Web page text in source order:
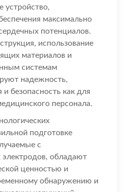
устройство,
максимально
потенциалов.
использование
материалов и
системам
надежность,
безопасность как для
персонала.
подготовке
с
электродов, обладают
ценностью и
обнаружению и